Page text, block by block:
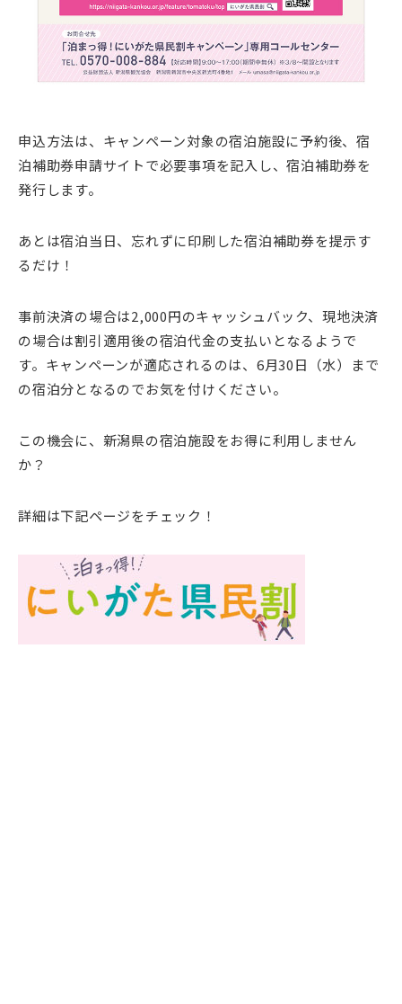
申込方法は、キャンペーン対象の宿泊施設に予約後、宿
泊補助券申請サイトで必要事項を記入し、宿泊補助券を
発行します。
あとは宿泊当日、忘れずに印刷した宿泊補助券を提示す
るだけ！
事前決済の場合は2,000円のキャッシュバック、現地決済
の場合は割引適用後の宿泊代金の支払いとなるようで
す。キャンペーンが適応されるのは、6月30日（水）まで
の宿泊分となるのでお気を付けください。
この機会に、新潟県の宿泊施設をお得に利用しません
か？
詳細は下記ページをチェック！